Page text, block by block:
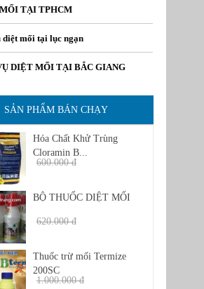
TẠI TPHCM
diệt mối tại lục ngạn
DIỆT MỐI TẠI BẮC GIANG
SẢN PHẨM BÁN CHẠY
Hóa Chất Khử Trùng
Cloramin B...
600.000 đ
BỘ THUỐC DIỆT MỐI
620.000 đ
Thuốc trừ mối Termize
200SC
1.000.000 đ